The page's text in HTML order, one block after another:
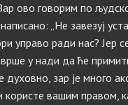
ово говорим по
„Не завезуј
управо ради нас? Јер
у нади да ће
духовно, зар је много
вашим правом,